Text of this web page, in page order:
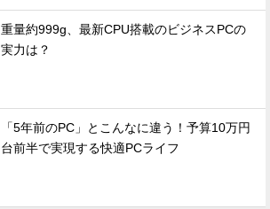
重量約999g、最新CPU搭載のビジネスPCの
実力は？
「5年前のPC」とこんなに違う！予算10万円
台前半で実現する快適PCライフ